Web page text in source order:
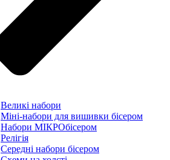
Великі набори
Міні-набори для вишивки бісером
Набори МІКРОбісером
Релігія
Середні набори бісером